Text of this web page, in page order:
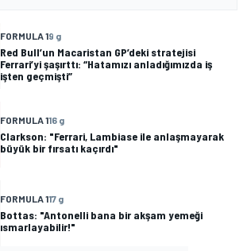
FORMULA 19 g
Red Bull’un Macaristan GP’deki stratejisi
Ferrari’yi şaşırttı: “Hatamızı anladığımızda iş
işten geçmişti”
FORMULA 116 g
Clarkson: "Ferrari, Lambiase ile anlaşmayarak
büyük bir fırsatı kaçırdı"
FORMULA 117 g
Bottas: "Antonelli bana bir akşam yemeği
ısmarlayabilir!"